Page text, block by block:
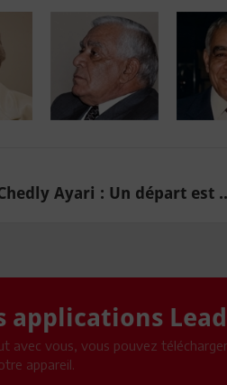
Ayari : Un départ est
applications
avec vous, vous pouvez
appareil.